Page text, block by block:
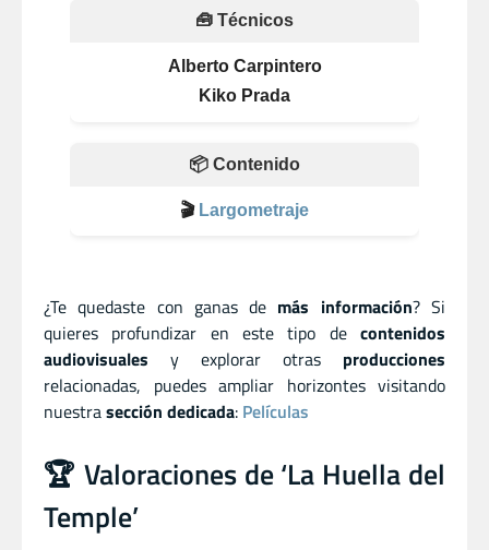
🧰 Técnicos
Alberto Carpintero
Kiko Prada
📦 Contenido
🎬 Largometraje
¿Te quedaste con ganas de más información? Si
quieres profundizar en este tipo de contenidos
audiovisuales y explorar otras producciones
relacionadas, puedes ampliar horizontes visitando
nuestrasección dedicada: Películas
🏆 Valoraciones de ‘La Huella del
Temple’